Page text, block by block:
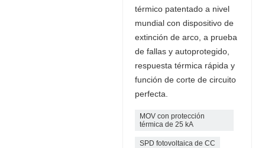
térmico patentado a nivel
mundial con dispositivo de
extinción de arco, a prueba
de fallas y autoprotegido,
respuesta térmica rápida y
función de corte de circuito
perfecta.
MOV con protección
térmica de 25 kA
SPD fotovoltaica de CC